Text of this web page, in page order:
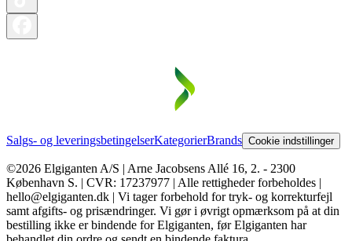
Salgs- og leveringsbetingelserKategorierBrands Cookie indstillinger
©2026 Elgiganten A/S | Arne Jacobsens Allé 16, 2. - 2300
København S. | CVR: 17237977 | Alle rettigheder forbeholdes |
hello@elgiganten.dk | Vi tager forbehold for tryk- og korrekturfejl
samt afgifts- og prisændringer. Vi gør i øvrigt opmærksom på at din
bestilling ikke er bindende for Elgiganten, før Elgiganten har